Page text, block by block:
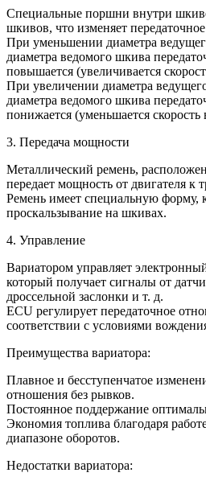
Специальные поршни внутри
шкивов, что изменяет
При уменьшении диаметра
диаметра ведомого шкива
повышается (увеличивается
При увеличении диаметра
диаметра ведомого шкива
понижается (уменьшается скорость
3. Передача мощности
Металлический ремень,
передает мощность от двигателя к
Ремень имеет специальную форму,
проскальзывание на шкивах.
4. Управление
Вариатором управляет
который получает сигналы от
дроссельной заслонки и т. д.
ECU регулирует передаточное
соответствии с условиями
Преимущества вариатора:
Плавное и бесступенчатое
отношения без рывков.
Постоянное поддержание
Экономия топлива благодаря
диапазоне оборотов.
Недостатки вариатора: